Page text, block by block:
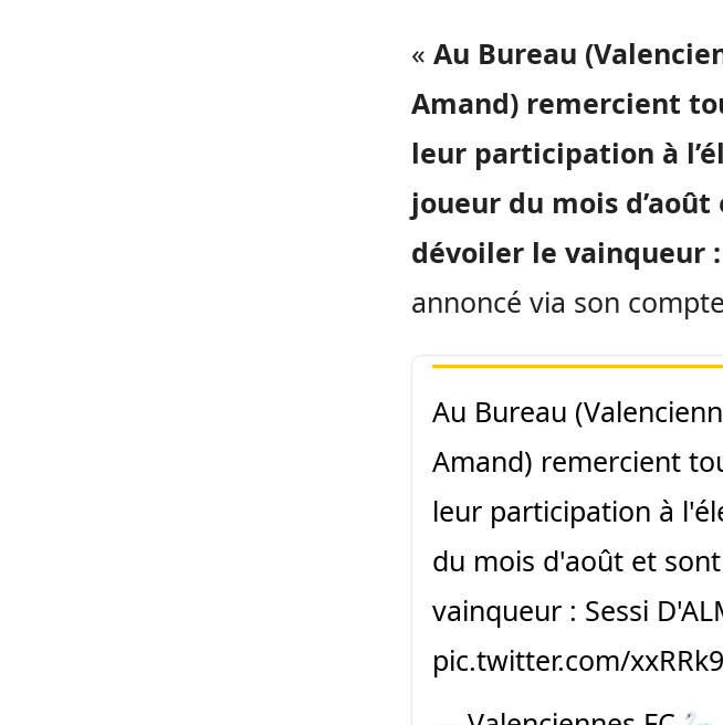
« Au Bureau
Amand) remercient
leur participation à
joueur du mois
dévoiler le vainqueur :
annoncé via son
Au Bureau
Amand) remercient
leur participation à
du mois d'août et
vainqueur : Sessi
pic.twitter.com/